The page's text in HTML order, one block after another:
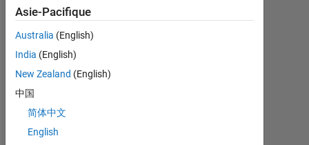
CONTRIBUTIONS L
1
Asie-Pacifique
Australia (English)
India (English)
New Zealand (English)
中国
简体中文
English